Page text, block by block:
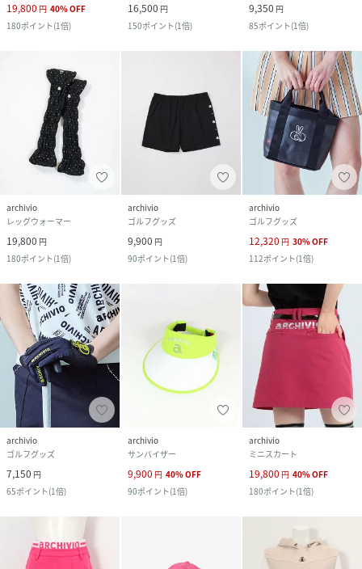
19,800 円 40%OFF
180ポイント(1倍)
16,500 円
150ポイント(1倍)
9,350 円
85ポイント(1倍)
archivio
レッグウォーマー
19,800 円
180ポイント(1倍)
archivio
ゴルフグッズ
9,900 円
90ポイント(1倍)
archivio
ゴルフグッズ
12,320 円 30%OFF
112ポイント(1倍)
archivio
ゴルフグッズ
7,150 円
65ポイント(1倍)
archivio
サンバイザー
9,900 円 40%OFF
90ポイント(1倍)
archivio
ミニスカート
19,800 円 40%OFF
180ポイント(1倍)